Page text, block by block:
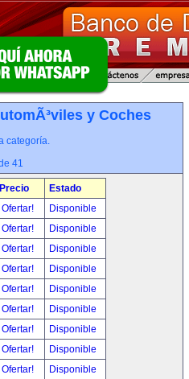
y Coches
categoría.
41
Precio
Estado
Ofertar!
Disponible
Ofertar!
Disponible
Ofertar!
Disponible
Ofertar!
Disponible
Ofertar!
Disponible
Ofertar!
Disponible
Ofertar!
Disponible
Ofertar!
Disponible
Ofertar!
Disponible